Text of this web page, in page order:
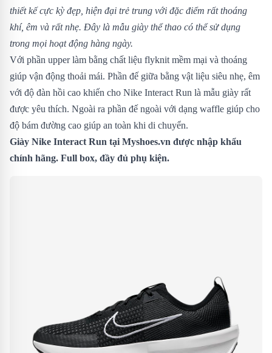
thiết kế cực kỳ đẹp, hiện đại trẻ trung với đặc điểm rất thoáng
khí, êm và rất nhẹ. Đây là mẫu giày thể thao có thể sử dụng
trong mọi hoạt động hàng ngày.
Với phần upper làm bằng chất liệu flyknit mềm mại và thoáng
giúp vận động thoải mái. Phần đế giữa bằng vật liệu siêu nhẹ, êm
với độ đàn hồi cao khiến cho Nike Interact Run là mẫu giày rất
được yêu thích. Ngoài ra phần đế ngoài với dạng waffle giúp cho
độ bám đường cao giúp an toàn khi di chuyển.
Giày Nike Interact Run tại Myshoes.vn được nhập khẩu
chính hãng. Full box, đầy đủ phụ kiện.